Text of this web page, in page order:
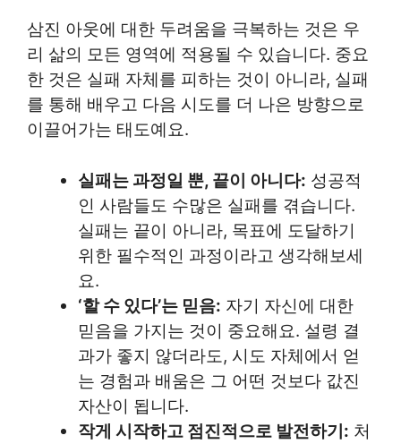
삼진 아웃에 대한 두려움을 극복하는 것은 우
리 삶의 모든 영역에 적용될 수 있습니다. 중요
한 것은 실패 자체를 피하는 것이 아니라, 실패
를 통해 배우고 다음 시도를 더 나은 방향으로
이끌어가는 태도예요.
실패는 과정일 뿐, 끝이 아니다: 성공적
인 사람들도 수많은 실패를 겪습니다.
실패는 끝이 아니라, 목표에 도달하기
위한 필수적인 과정이라고 생각해보세
요.
‘할 수 있다’는 믿음: 자기 자신에 대한
믿음을 가지는 것이 중요해요. 설령 결
과가 좋지 않더라도, 시도 자체에서 얻
는 경험과 배움은 그 어떤 것보다 값진
자산이 됩니다.
작게 시작하고 점진적으로 발전하기: 처